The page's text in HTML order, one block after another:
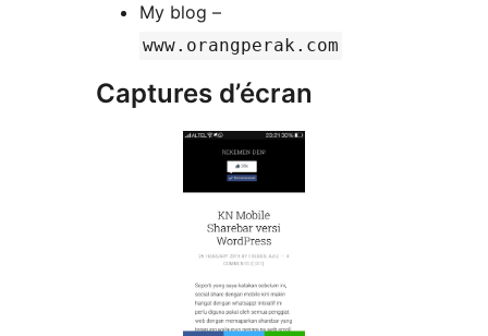
My blog –
www.orangperak.com
Captures d’écran